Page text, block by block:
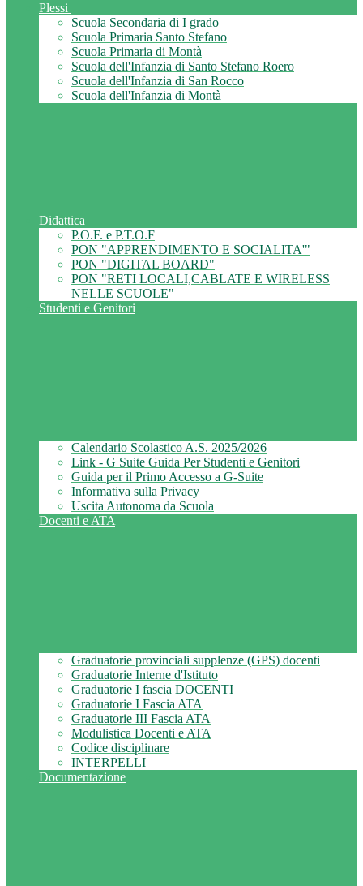
Plessi
Scuola Secondaria di I grado
Scuola Primaria Santo Stefano
Scuola Primaria di Montà
Scuola dell'Infanzia di Santo Stefano Roero
Scuola dell'Infanzia di San Rocco
Scuola dell'Infanzia di Montà
Didattica
P.O.F. e P.T.O.F
PON "APPRENDIMENTO E SOCIALITA'"
PON "DIGITAL BOARD"
PON "RETI LOCALI,CABLATE E WIRELESS
NELLE SCUOLE"
Studenti e Genitori
Calendario Scolastico A.S. 2025/2026
Link - G Suite Guida Per Studenti e Genitori
Guida per il Primo Accesso a G-Suite
Informativa sulla Privacy
Uscita Autonoma da Scuola
Docenti e ATA
Graduatorie provinciali supplenze (GPS) docenti
Graduatorie Interne d'Istituto
Graduatorie I fascia DOCENTI
Graduatorie I Fascia ATA
Graduatorie III Fascia ATA
Modulistica Docenti e ATA
Codice disciplinare
INTERPELLI
Documentazione